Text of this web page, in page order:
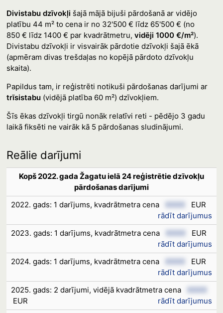
Divistabu dzīvokļi šajā mājā bijuši pārdošanā ar vidējo
platību 44 m² to cena ir no 32'500 € līdz 65'500 € (no
850 € līdz 1400 € par kvadrātmetru, vidēji 1000 €/m²).
Divistabu dzīvokļi ir visvairāk pārdotie dzīvokļi šajā ēkā
(apmēram divas trešdaļas no kopējā pārdoto dzīvokļu
skaita).
Papildus tam, ir reģistrēti notikuši pārdošanas darījumi ar
trīsistabu(vidējā platība 60 m²) dzīvokļiem.
Šīs ēkas dzīvokļi tirgū nonāk relatīvi reti - pēdējo 3 gadu
laikā fiksēti ne vairāk kā 5 pārdošanas sludinājumi.
Reālie darījumi
Kopš 2022. gada Žagatu ielā 24 reģistrētie dzīvokļu
pārdošanas darījumi
2022. gads: 1 darījums, kvadrātmetra cena
XXXX
EUR
rādīt darījumus
2023. gads: 1 darījums, kvadrātmetra cena
XXXX
EUR
rādīt darījumus
2024. gads: 1 darījums, kvadrātmetra cena
XXXX
EUR
rādīt darījumus
2025. gads: 2 darījumi, vidējā kvadrātmetra cena
XXXX
EUR
rādīt darījumus